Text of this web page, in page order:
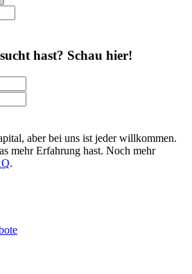
hast? Schau hier!
aber bei uns ist jeder willkommen.
mehr Erfahrung hast. Noch mehr
.